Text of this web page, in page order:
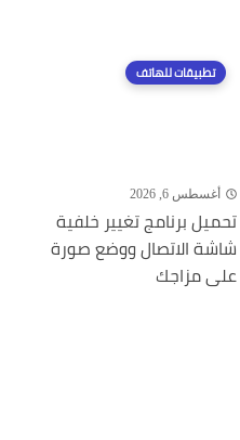
تطبيقات للهاتف
أغسطس 6, 2026
تحميل برنامج تغيير خلفية
شاشة الاتصال ووضع صورة
على مزاجك